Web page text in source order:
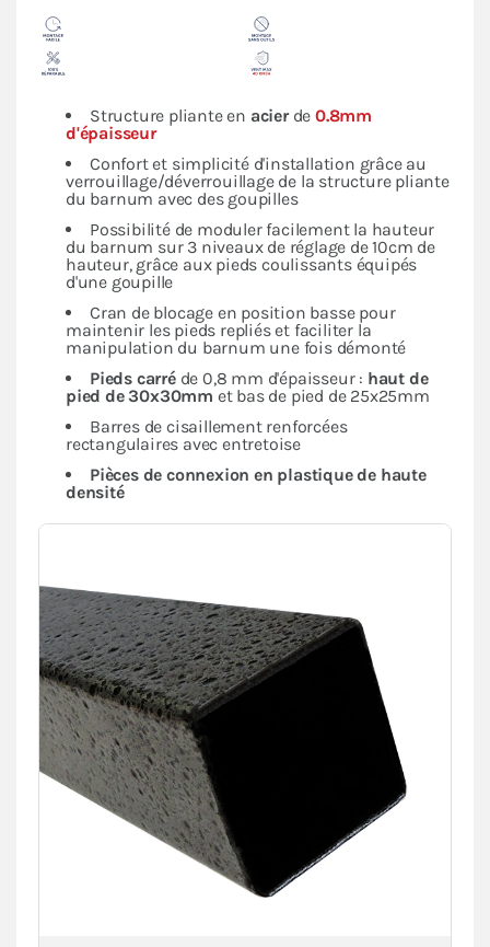
Structure pliante en acier de0.8mm
d'épaisseur
Confort et simplicité d'installation grâce au
verrouillage/déverrouillage de la structure pliante
du barnum avec des goupilles
Possibilité de moduler facilement la hauteur
du barnum sur 3 niveaux de réglage de 10cm de
hauteur, grâce aux pieds coulissants équipés
d'une goupille
Cran de blocage en position basse pour
maintenir les pieds repliés et faciliter la
manipulation du barnum une fois démonté
Pieds carréde 0,8 mm d'épaisseur : haut de
pied de 30x30mm et bas de pied de 25x25mm
Barres de cisaillement renforcées
rectangulaires avec entretoise
Pièces de connexion en plastique de haute
densité